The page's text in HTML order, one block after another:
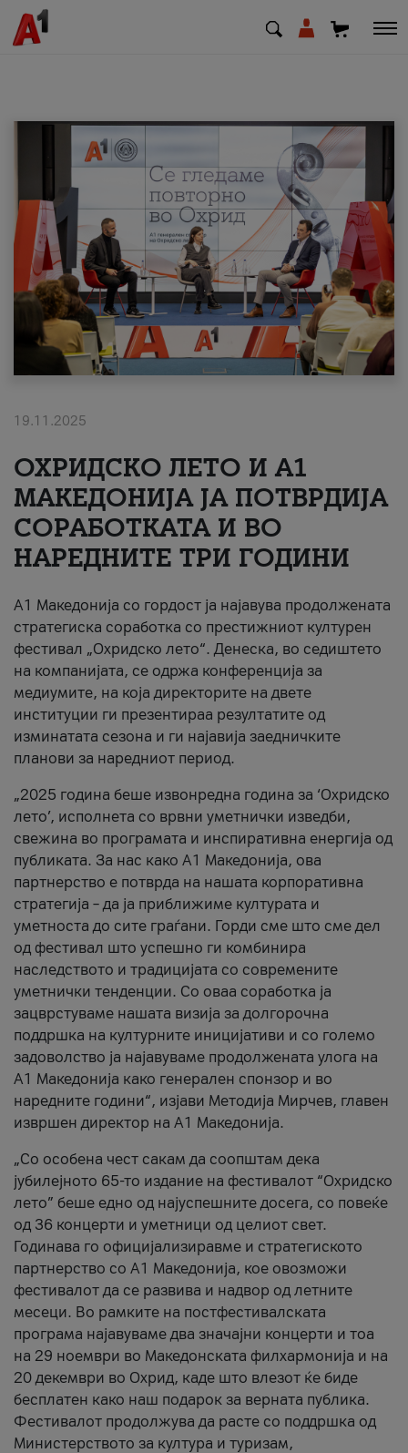
МК SQ
Приватни Деловни
Поддршка
Надополни кредит
#ПодобарОнлајн
19.11.2025
ОХРИДСКО ЛЕТО И A1
МАКЕДОНИЈА ЈА ПОТВРДИЈА
СОРАБОТКАТА И ВО
НАРЕДНИТЕ ТРИ ГОДИНИ
A1 Македонија со гордост ја најавува продолжената
стратегиска соработка со престижниот културен
фестивал „Охридско лето“. Денеска, во седиштето
на компанијата, се одржа конференција за
медиумите, на која директорите на двете
институции ги презентираа резултатите од
изминатата сезона и ги најавија заедничките
планови за наредниот период.
„2025 година беше извонредна година за ‘Охридско
лето’, исполнета со врвни уметнички изведби,
свежина во програмата и инспиративна енергија од
публиката. За нас како A1 Македонија, ова
партнерство е потврда на нашата корпоративна
стратегија – да ја приближиме културата и
уметноста до сите граѓани. Горди сме што сме дел
од фестивал што успешно ги комбинира
наследството и традицијата со современите
уметнички тенденции. Со оваа соработка ја
зацврстуваме нашата визија за долгорочна
поддршка на културните иницијативи и со големо
задоволство ја најавуваме продолжената улога на
A1 Македонија како генерален спонзор и во
наредните години“, изјави Методија Мирчев, главен
извршен директор на A1 Македонија.
„Со особена чест сакам да соопштам дека
јубилејното 65-то издание на фестивалот “Охридско
лето” беше едно од најуспешните досега, со повеќе
од 36 концерти и уметници од целиот свет.
Годинава го официјализиравме и стратегиското
партнерство со А1 Македонија, кое овозможи
фестивалот да се развива и надвор од летните
месеци. Во рамките на постфестивалската
програма најавуваме два значајни концерти и тоа
на 29 ноември во Македонската филхармонија и на
20 декември во Охрид, каде што влезот ќе биде
бесплатен како наш подарок за верната публика.
Фестивалот продолжува да расте со поддршка од
Министерството за култура и туризам,